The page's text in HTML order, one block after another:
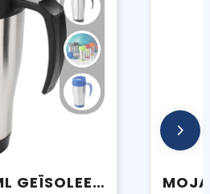
SANIBEL 400 ML GEÏSOLEERDE THERMOSBEKER